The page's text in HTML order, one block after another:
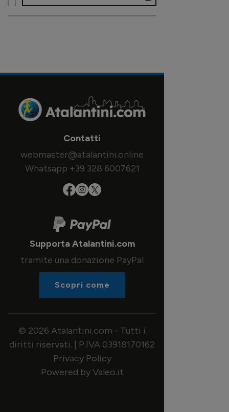
Contatti
webmaster@atalantini.online
Whatsapp +39 328 6007621
Supporta Atalantini.com
tramite una donazione PayPal
Scopri come
© 2026 Atalantini.com - Tutti i
diritti riservati. | P.IVA 03918170162
Privacy Policy
Powered by Valeo.it